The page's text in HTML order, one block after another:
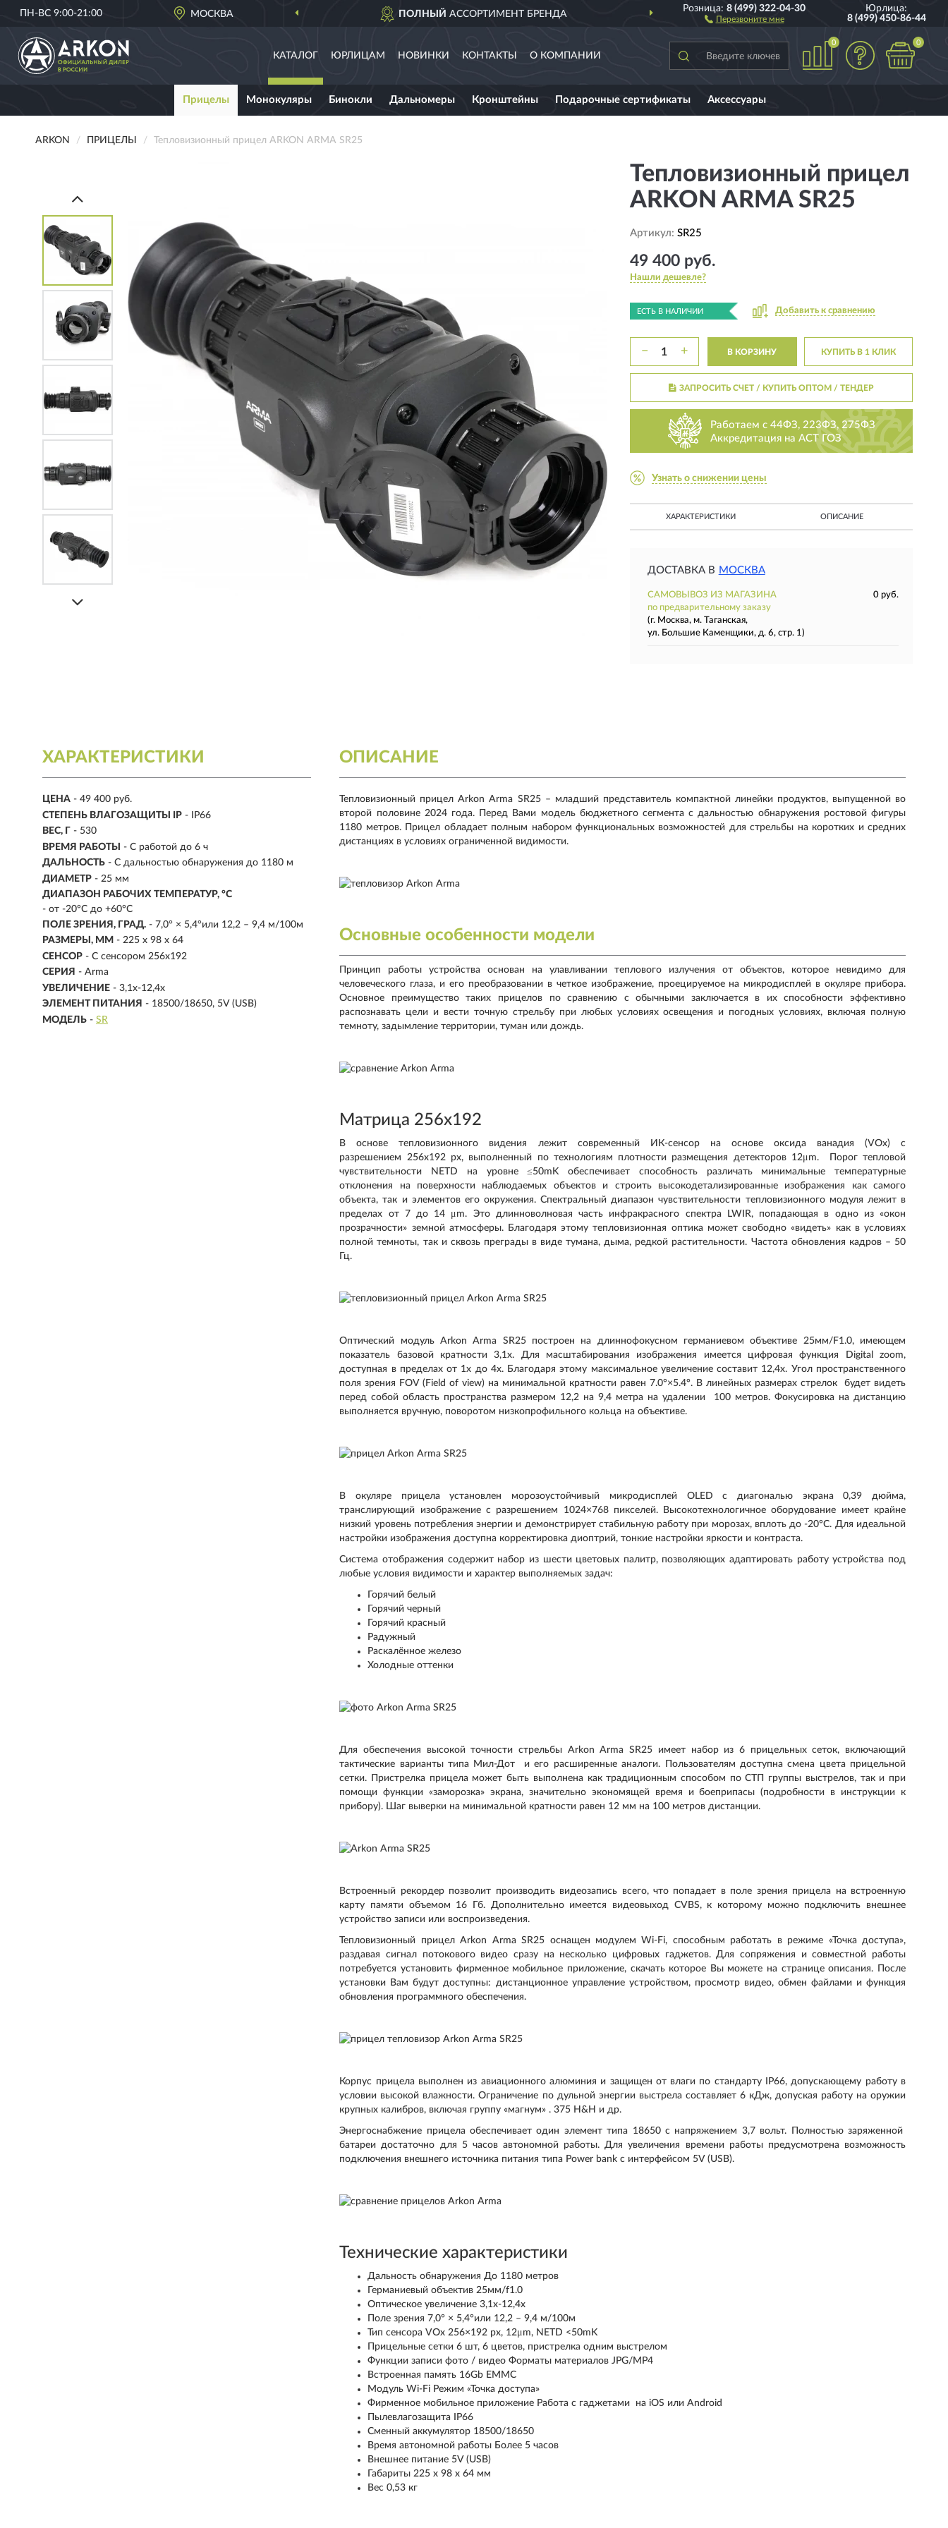
ПН-ВС 9:00-21:00 МОСКВА
ДОСТАВИМПО ВСЕЙ РОССИИ ПОЛНЫЙ АССОРТИМЕНТ БРЕНДА
Розница:8 (499) 322-04-30
Перезвоните мне
Юрлица:
8 (499) 450-86-44
КАТАЛОГ ЮРЛИЦАМ НОВИНКИ КОНТАКТЫ О КОМПАНИИ
0 0
Прицелы Монокуляры Бинокли Дальномеры Кронштейны Подарочные сертификаты Аксессуары
ARKON ПРИЦЕЛЫ Тепловизионный прицел ARKON ARMA SR25
Тепловизионный прицел
ARKON ARMA SR25
Артикул: SR25
49 400 руб.
Нашли дешевле?
ЕСТЬ В НАЛИЧИИ Добавить к сравнению
− + В КОРЗИНУ КУПИТЬ В 1 КЛИК
ЗАПРОСИТЬ СЧЕТ / КУПИТЬ ОПТОМ/ ТЕНДЕР
Работаем с 44ФЗ, 223ФЗ, 275ФЗ
Аккредитация на АСТ ГОЗ
Узнать о снижении цены
ХАРАКТЕРИСТИКИ ОПИСАНИЕ
ДОСТАВКА В МОСКВА
САМОВЫВОЗ ИЗ МАГАЗИНА
0 руб.
по предварительному заказу
(г. Москва, м. Таганская,
ул. Большие Каменщики, д. 6, стр. 1)
ХАРАКТЕРИСТИКИ
ЦЕНА - 49 400 руб.
CТЕПЕНЬ ВЛАГОЗАЩИТЫ IP - IP66
ВЕС, Г - 530
ВРЕМЯ РАБОТЫ
- С работой до 6 ч
ДАЛЬНОСТЬ - С дальностью обнаружения до 1180 м
ДИАМЕТР - 25 мм
ДИАПАЗОН РАБОЧИХ ТЕМПЕРАТУР, °C
- от -20°C до +60°C
ПОЛЕ ЗРЕНИЯ, ГРАД. - 7,0° × 5,4°или 12,2 – 9,4 м/100м
РАЗМЕРЫ, ММ - 225 x 98 х 64
СЕНСОР - С сенсором 256х192
СЕРИЯ - Arma
УВЕЛИЧЕНИЕ - 3,1х-12,4х
ЭЛЕМЕНТ ПИТАНИЯ - 18500/18650, 5V (USB)
МОДЕЛЬ - SR
ОПИСАНИЕ
Тепловизионный прицел Arkon Arma SR25 – младший представитель компактной линейки продуктов, выпущенной во
второй половине 2024 года. Перед Вами модель бюджетного сегмента с дальностью обнаружения ростовой фигуры
1180 метров. Прицел обладает полным набором функциональных возможностей для стрельбы на коротких и средних
дистанциях в условиях ограниченной видимости.
Основные особенности модели
Принцип работы устройства основан на улавливании теплового излучения от объектов, которое невидимо для
человеческого глаза, и его преобразовании в четкое изображение, проецируемое на микродисплей в окуляре прибора.
Основное преимущество таких прицелов по сравнению с обычными заключается в их способности эффективно
распознавать цели и вести точную стрельбу при любых условиях освещения и погодных условиях, включая полную
темноту, задымление территории, туман или дождь.
Матрица 256х192
В основе тепловизионного видения лежит современный ИК-сенсор на основе оксида ванадия (VOx) с
разрешением 256х192 рх, выполненный по технологиям плотности размещения детекторов 12μm. Порог тепловой
чувствительности NETD на уровне ≤50mK обеспечивает способность различать минимальные температурные
отклонения на поверхности наблюдаемых объектов и строить высокодетализированные изображения как самого
объекта, так и элементов его окружения. Спектральный диапазон чувствительности тепловизионного модуля лежит в
пределах от 7 до 14 μm. Это длинноволновая часть инфракрасного спектра LWIR, попадающая в одно из «окон
прозрачности» земной атмосферы. Благодаря этому тепловизионная оптика может свободно «видеть» как в условиях
полной темноты, так и сквозь преграды в виде тумана, дыма, редкой растительности. Частота обновления кадров – 50
Гц.
Оптический модуль Arkon Arma SR25 построен на длиннофокусном германиевом объективе 25мм/F1.0, имеющем
показатель базовой кратности 3,1х. Для масштабирования изображения имеется цифровая функция Digital zoom,
доступная в пределах от 1х до 4х. Благодаря этому максимальное увеличение составит 12,4х. Угол пространственного
поля зрения FOV (Field of view) на минимальной кратности равен 7.0°×5.4°. В линейных размерах стрелок будет видеть
перед собой область пространства размером 12,2 на 9,4 метра на удалении 100 метров. Фокусировка на дистанцию
выполняется вручную, поворотом низкопрофильного кольца на объективе.
В окуляре прицела установлен морозоустойчивый микродисплей OLED с диагональю экрана 0,39 дюйма,
транслирующий изображение с разрешением 1024×768 пикселей. Высокотехнологичное оборудование имеет крайне
низкий уровень потребления энергии и демонстрирует стабильную работу при морозах, вплоть до -20°C. Для идеальной
настройки изображения доступна корректировка диоптрий, тонкие настройки яркости и контраста.
Система отображения содержит набор из шести цветовых палитр, позволяющих адаптировать работу устройства под
любые условия видимости и характер выполняемых задач:
Горячий белый
Горячий черный
Горячий красный
Радужный
Раскалённое железо
Холодные оттенки
Для обеспечения высокой точности стрельбы Arkon Arma SR25 имеет набор из 6 прицельных сеток, включающий
тактические варианты типа Мил-Дот и его расширенные аналоги. Пользователям доступна смена цвета прицельной
сетки. Пристрелка прицела может быть выполнена как традиционным способом по СТП группы выстрелов, так и при
помощи функции «заморозка» экрана, значительно экономящей время и боеприпасы (подробности в инструкции к
прибору). Шаг выверки на минимальной кратности равен 12 мм на 100 метров дистанции.
Встроенный рекордер позволит производить видеозапись всего, что попадает в поле зрения прицела на встроенную
карту памяти объемом 16 Гб. Дополнительно имеется видеовыход CVBS, к которому можно подключить внешнее
устройство записи или воспроизведения.
Тепловизионный прицел Arkon Arma SR25 оснащен модулем Wi-Fi, способным работать в режиме «Точка доступа»,
раздавая сигнал потокового видео сразу на несколько цифровых гаджетов. Для сопряжения и совместной работы
потребуется установить фирменное мобильное приложение, скачать которое Вы можете на странице описания. После
установки Вам будут доступны: дистанционное управление устройством, просмотр видео, обмен файлами и функция
обновления программного обеспечения.
Корпус прицела выполнен из авиационного алюминия и защищен от влаги по стандарту IP66, допускающему работу в
условии высокой влажности. Ограничение по дульной энергии выстрела составляет 6 кДж, допуская работу на оружии
крупных калибров, включая группу «магнум» . 375 H&H и др.
Энергоснабжение прицела обеспечивает один элемент типа 18650 с напряжением 3,7 вольт. Полностью заряженной
батареи достаточно для 5 часов автономной работы. Для увеличения времени работы предусмотрена возможность
подключения внешнего источника питания типа Power bank с интерфейсом 5V (USB).
Технические характеристики
Дальность обнаружения До 1180 метров
Германиевый объектив 25мм/f1.0
Оптическое увеличение 3,1х-12,4х
Поле зрения 7,0° × 5,4°или 12,2 – 9,4 м/100м
Тип сенсора VOx 256×192 рх, 12μm, NETD <50mK
Прицельные сетки 6 шт, 6 цветов, пристрелка одним выстрелом
Функции записи фото / видео Форматы материалов JPG/MP4
Встроенная память 16Gb EMMC
Модуль Wi-Fi Режим «Точка доступа»
Фирменное мобильное приложение Работа с гаджетами на iOS или Android
Пылевлагозащита IP66
Сменный аккумулятор 18500/18650
Время автономной работы Более 5 часов
Внешнее питание 5V (USB)
Габариты 225 x 98 х 64 мм
Вес 0,53 кг